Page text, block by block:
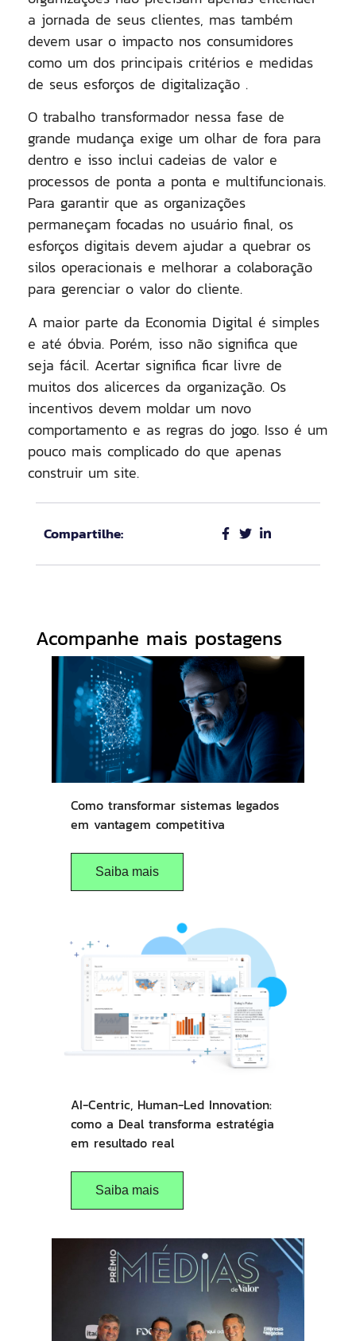
a jornada de seus clientes, mas também
devem usar o impacto nos consumidores
como um dos principais critérios e medidas
de seus esforços de digitalização .
O trabalho transformador nessa fase de
grande mudança exige um olhar de fora para
dentro e isso inclui cadeias de valor e
processos de ponta a ponta e multifuncionais.
Para garantir que as organizações
permaneçam focadas no usuário final, os
esforços digitais devem ajudar a quebrar os
silos operacionais e melhorar a colaboração
para gerenciar o valor do cliente.
A maior parte da Economia Digital é simples
e até óbvia. Porém, isso não significa que
seja fácil. Acertar significa ficar livre de
muitos dos alicerces da organização. Os
incentivos devem moldar um novo
comportamento e as regras do jogo. Isso é um
pouco mais complicado do que apenas
construir um site.
Compartilhe:
Acompanhe mais postagens
Como transformar sistemas legados
em vantagem competitiva
Saiba mais
AI-Centric, Human-Led Innovation:
como a Deal transforma estratégia
em resultado real
Saiba mais